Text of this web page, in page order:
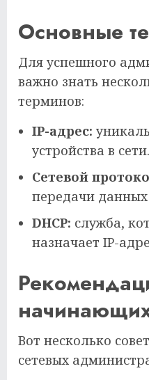
Основные
Для успешного
важно знать
терминов:
IP-адрес:
устройства в сети.
Сетевой
передачи данных
DHCP: служба,
назначает IP-
Вот несколько
сетевых